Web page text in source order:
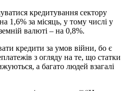
кредитування сектору
1,6% за місяць, у тому числі у
валюті – на 0,8%.
кредити за умов війни, бо є
з огляду на те, що статки
а багато людей взагалі